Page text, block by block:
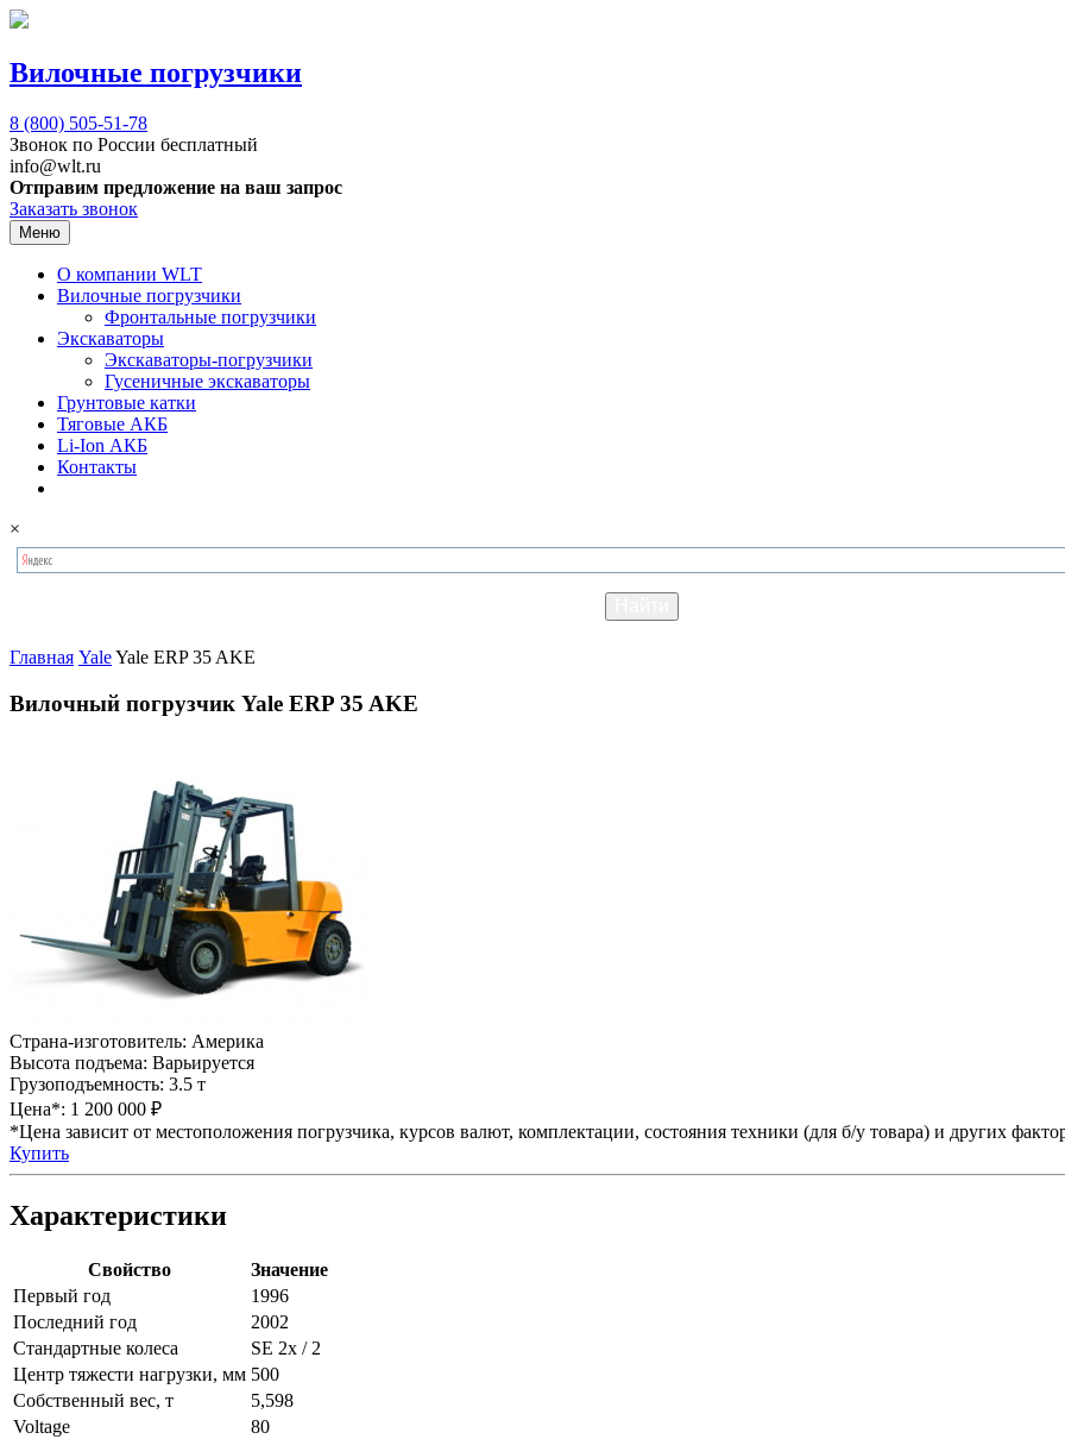
Вилочные погрузчики
8 (800) 505-51-78
Звонок по России бесплатный
info@wlt.ru
Отправим предложение на ваш запрос
Заказать звонок
Меню
О компании WLT
Вилочные погрузчики
Фронтальные погрузчики
Экскаваторы
Экскаваторы-погрузчики
Гусеничные экскаваторы
Грунтовые катки
Тяговые АКБ
Li-Ion АКБ
Контакты
×
Главная YaleYale ERP 35 AKE
Вилочный погрузчик Yale ERP 35 AKE
Страна-изготовитель: Америка
Высота подъема: Варьируется
Грузоподъемность: 3.5 т
Цена*: 1 200 000 ₽
*Цена зависит от местоположения погрузчика, курсов валют, комплектации, состояния техники (для б/у товара) и других
Купить
Характеристики
Свойство
Значение
Первый год
1996
Последний год
2002
Стандартные колеса
SE 2x / 2
Центр тяжести нагрузки, мм 500
Собственный вес, т
5,598
Voltage
80